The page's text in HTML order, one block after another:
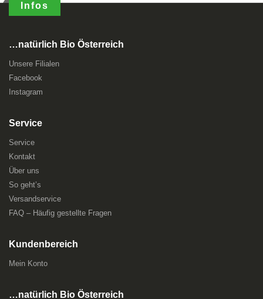
Infos
…natürlich Bio Österreich
Unsere Filialen
Facebook
Instagram
Service
Service
Kontakt
Über uns
So geht’s
Versandservice
FAQ – Häufig gestellte Fragen
Kundenbereich
Mein Konto
…natürlich Bio Österreich